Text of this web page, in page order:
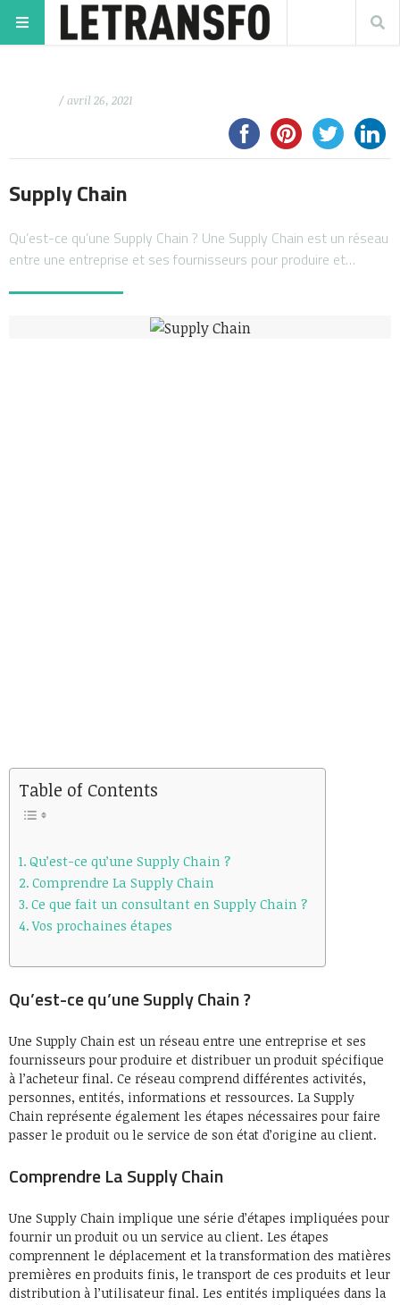
/ avril 26, 2021
Supply Chain
Qu’est-ce qu’une Supply Chain ? Une Supply Chain est un réseau
entre une entreprise et ses fournisseurs pour produire et…
Table of Contents
Qu’est-ce qu’une Supply Chain ?
Comprendre La Supply Chain
Ce que fait un consultant en Supply Chain ?
Vos prochaines étapes
Qu’est-ce qu’une Supply Chain ?
Une Supply Chain est un réseau entre une entreprise et ses
fournisseurs pour produire et distribuer un produit spécifique
à l’acheteur final. Ce réseau comprend différentes activités,
personnes, entités, informations et ressources. La Supply
Chain représente également les étapes nécessaires pour faire
passer le produit ou le service de son état d’origine au client.
Comprendre La Supply Chain
Une Supply Chain implique une série d’étapes impliquées pour
fournir un produit ou un service au client. Les étapes
comprennent le déplacement et la transformation des matières
premières en produits finis, le transport de ces produits et leur
distribution à l’utilisateur final. Les entités impliquées dans la